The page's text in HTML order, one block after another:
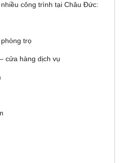
công trình tại Châu Đức:
trọ
cửa hàng dịch vụ